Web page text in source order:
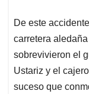
De este
carretera
sobrevivieron el
Ustariz y el
suceso que